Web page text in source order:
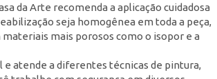
da Arte recomenda a aplicação cuidadosa
seja homogênea em toda a peça,
mais porosos como o isopor e a
e atende a diferentes técnicas de pintura,